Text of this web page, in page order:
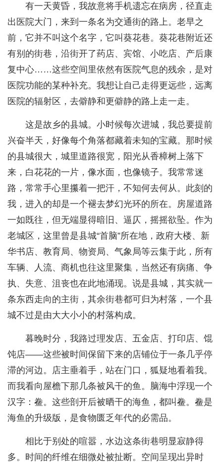
有一天黄昏，我故意将手机遗忘在病房，径直走
出医院大门，来到一条名为交通街的路上。老早之
前，它并不叫这个名字，它叫葵花巷。葵花巷附近还
有别的街巷，沿街开了药店、宾馆、小吃店、产后康
复中心……这些空间里依然有医院气息的残余，是对
医院功能的某种补充。我想让自己走得更远些，远离
医院的辐射区，去僻静和更僻静的路上走一走。
这是故乡的县城。小时候每次进城，我总要提前
兴奋半天，好像每个角落都藏着未知的宝藏。那时候
的县城很大，城里道路很宽，阳光从香樟树上落下
来，白花花的一片，像水面，也像镜子。我常常迷
路，常常手心里攥着一把汗，不知何去何从。此刻的
我，进入的却是一个褪去梦幻光环的所在。房屋道路
一如既往，但无端显得暗旧、逼仄，摇摇欲坠。作为
老城区，这里曾是县城“首脑”所在地，政府大楼、新
华书店、教育局、物资局、气象局等云集于此，所有
车辆、人流、商机也往这里聚集，当然还有病痛、争
执、失意、沮丧也在此地涌现。说是县城，其实就一
条东西走向的主街，其余街巷都可归为村落，一个县
城不过是由大大小小的村落构成。
暮晚时分，我路过理发店、五金店、打印店、馄
饨店——这些被时间保留下来的店铺位于一条几乎停
滞的河边。店主垂着手，站在门口，狐疑地看着我。
而我看向屋檐下那几条被风干的鱼。脑海中浮现一个
汉字：鲞。这些剖开后被晒干的海鱼，都叫鲞。鲞是
海鱼的升级版，是食物匮乏年代的必需品。
相比于别处的喧嚣，水边这条街巷明显寂静得
多。时间的纤维在细微处被扯断。空间呈现出异时